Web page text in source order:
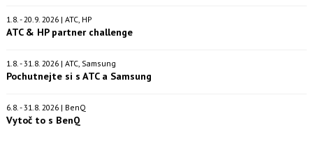
1.8. - 20.9. 2026 | ATC, HP
ATC & HP partner challenge
1.8. - 31.8. 2026 | ATC, Samsung
Pochutnejte si s ATC a Samsung
6.8. - 31.8. 2026 | BenQ
Vytoč to s BenQ